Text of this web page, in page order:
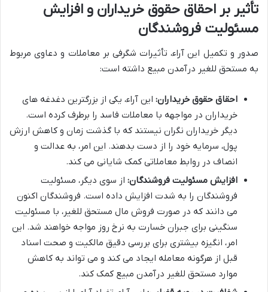
تأثیر بر احقاق حقوق خریداران و افزایش
مسئولیت فروشندگان
صدور و تکمیل این آراء، تأثیرات شگرفی بر معاملات و دعاوی مربوط
به مستحق للغیر درآمدن مبیع داشته است:
احقاق حقوق خریداران: این آراء، یکی از بزرگترین دغدغه های
خریداران در مواجهه با معاملات فاسد را برطرف کرده است.
دیگر خریداران نگران نیستند که با گذشت زمان و کاهش ارزش
پول، سرمایه خود را از دست بدهند. این امر، به عدالت و
انصاف در روابط معاملاتی کمک شایانی می کند.
افزایش مسئولیت فروشندگان: از سوی دیگر، مسئولیت
فروشندگان را به شدت افزایش داده است. فروشندگان اکنون
می دانند که در صورت فروش مال مستحق للغیر، با مسئولیت
سنگینی برای جبران خسارت به نرخ روز مواجه خواهند شد. این
امر، انگیزه بیشتری برای بررسی دقیق مالکیت و صحت اسناد
قبل از هرگونه معامله ایجاد می کند و می تواند به کاهش
موارد مستحق للغیر درآمدن مبیع کمک کند.